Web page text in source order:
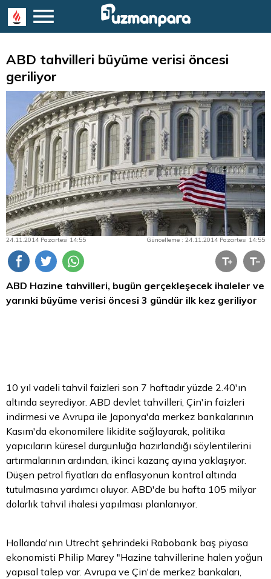
ABD tahvilleri büyüme verisi öncesi
geriliyor
24.11.2014 Pazartesi 14:55 Güncelleme : 24.11.2014 Pazartesi 14:55
ABD Hazine tahvilleri, bugün gerçekleşecek ihaleler ve
yarınki büyüme verisi öncesi 3 gündür ilk kez geriliyor
10 yıl vadeli tahvil faizleri son 7 haftadır yüzde 2.40'ın
altında seyrediyor. ABD devlet tahvilleri, Çin'in faizleri
indirmesi ve Avrupa ile Japonya'da merkez bankalarının
Kasım'da ekonomilere likidite sağlayarak, politika
yapıcıların küresel durgunluğa hazırlandığı söylentilerini
artırmalarının ardından, ikinci kazanç ayına yaklaşıyor.
Düşen petrol fiyatları da enflasyonun kontrol altında
tutulmasına yardımcı oluyor. ABD'de bu hafta 105 milyar
dolarlık tahvil ihalesi yapılması planlanıyor.
Hollanda'nın Utrecht şehrindeki Rabobank baş piyasa
ekonomisti Philip Marey "Hazine tahvillerine halen yoğun
yapısal talep var. Avrupa ve Çin'de merkez bankaları,